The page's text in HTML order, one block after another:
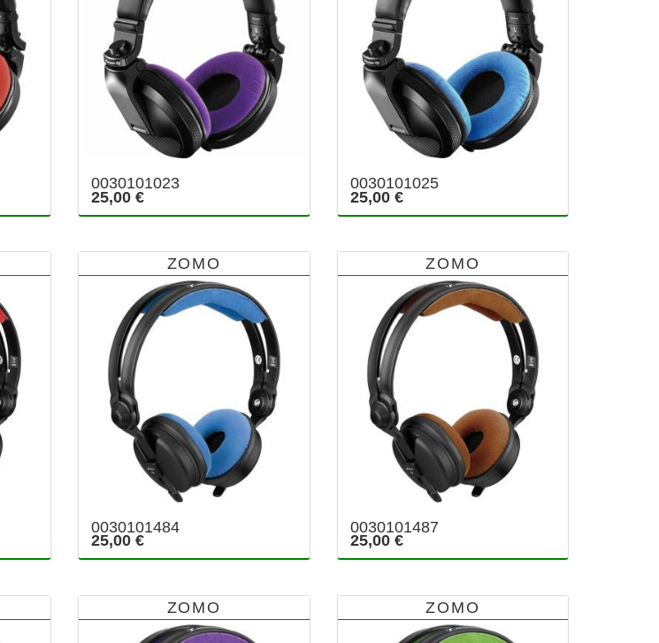
0030101023
25,00 €
0030101025
25,00 €
ZOMO
0030101484
25,00 €
ZOMO
0030101487
25,00 €
ZOMO ZOMO